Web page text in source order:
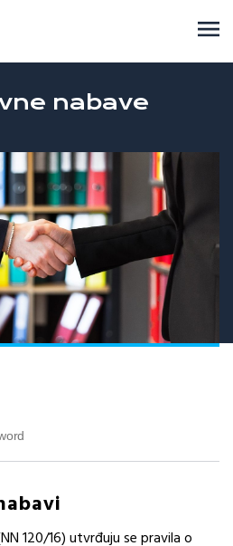
nabave
120/16) utvrđuju se pravila o